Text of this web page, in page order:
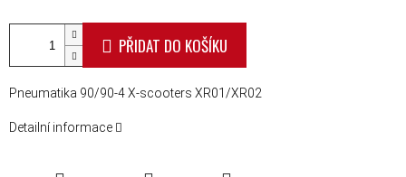
PŘIDAT DO KOŠÍKU
Pneumatika 90/90-4 X-scooters XR01/XR02
Detailní informace